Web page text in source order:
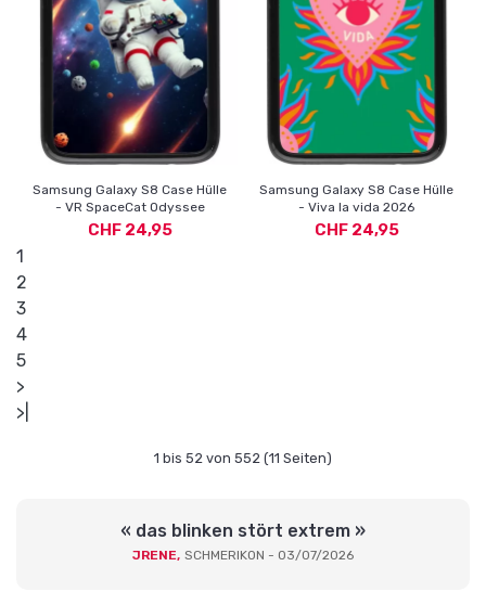
Samsung Galaxy S8 Case Hülle
- VR SpaceCat Odyssee
CHF 24,95
Samsung Galaxy S8 Case Hülle
- Viva la vida 2026
CHF 24,95
1
2
3
4
5
>
>|
1 bis 52 von 552 (11 Seiten)
« das blinken stört extrem »
JRENE, SCHMERIKON - 03/07/2026